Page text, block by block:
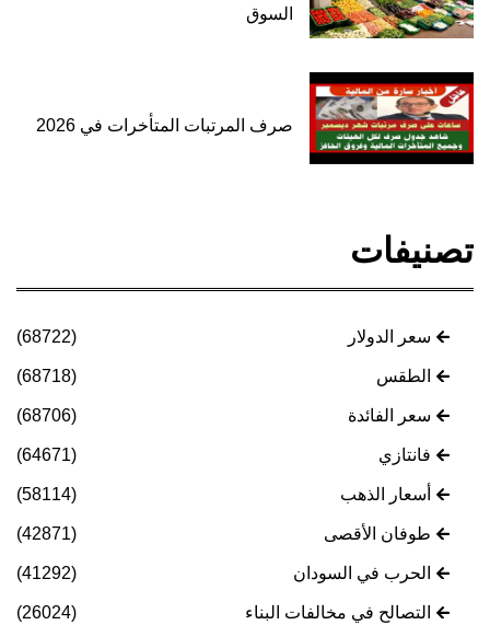
السوق
صرف المرتبات المتأخرات في 2026
تصنيفات
سعر الدولار (68722)
الطقس (68718)
سعر الفائدة (68706)
فانتازي (64671)
أسعار الذهب (58114)
طوفان الأقصى (42871)
الحرب في السودان (41292)
التصالح في مخالفات البناء (26024)